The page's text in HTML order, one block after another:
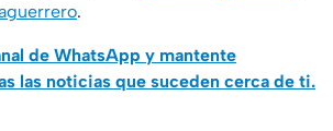
.
de WhatsApp y mantente
las noticias que suceden cerca de ti.